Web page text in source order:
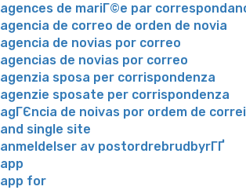
agences de mariГ©e par
agencia de correo de orden de novia
agencia de novias por correo
agencias de novias por correo
agenzia sposa per corrispondenza
agenzie sposate per corrispondenza
agГЄncia de noivas por ordem de
and single site
anmeldelser av postordrebrudbyrГҐ
app
app for